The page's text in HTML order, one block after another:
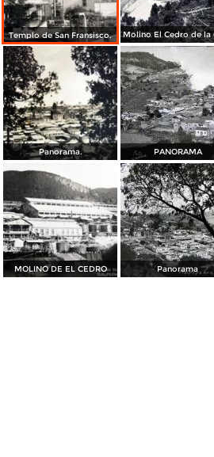
Templo de San Fransisco.
Panorama. PANORAMA
MOLINO DE EL CEDRO Panorama